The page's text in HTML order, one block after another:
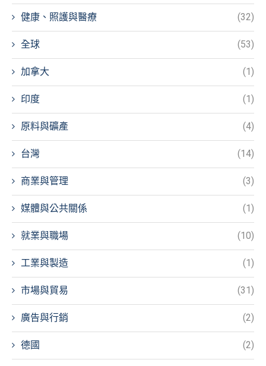
健康、照護與醫療 (32)
全球 (53)
加拿大 (1)
印度 (1)
原料與礦產 (4)
台灣 (14)
商業與管理 (3)
媒體與公共關係 (1)
就業與職場 (10)
工業與製造 (1)
市場與貿易 (31)
廣告與行銷 (2)
德國 (2)